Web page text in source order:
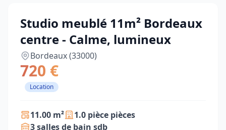
Studio meublé 11m² Bordeaux
centre - Calme, lumineux
Bordeaux (33000)
720 €
Location
11.00 m²
1.0 pièce pièces
3 salles de bain sdb